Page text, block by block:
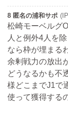
8 匿名の浦和サポ
松崎モーベルグ
人と例外4人を
なら枠が埋まる
余剰戦力の放出
どうなるかも不
様どこまでJ1で
使って獲得する